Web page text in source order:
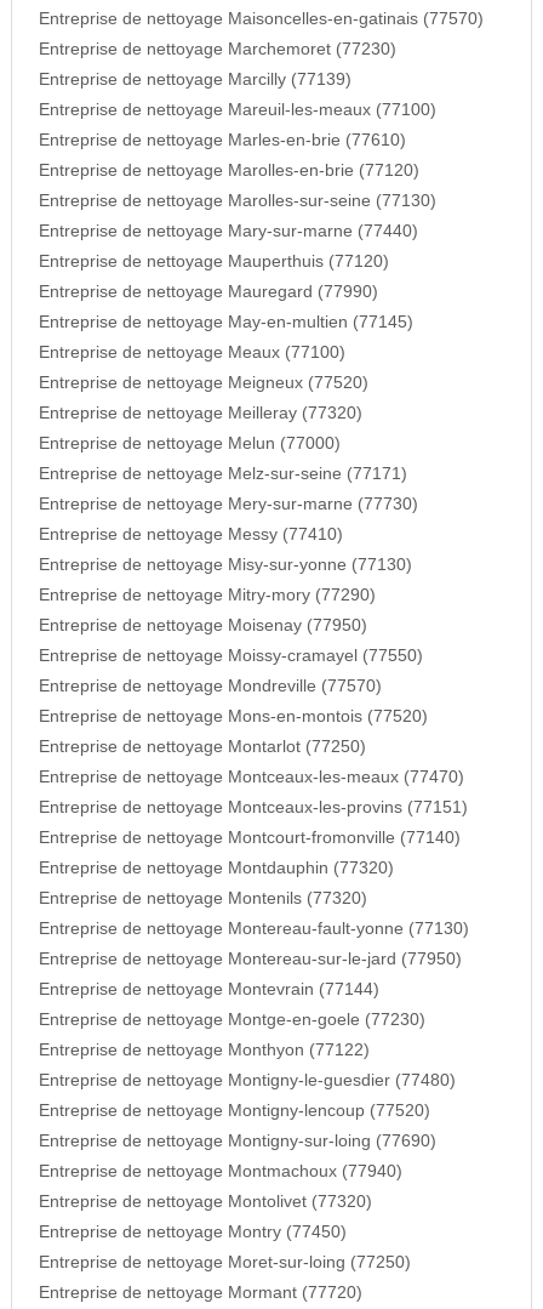
Entreprise de nettoyage Maisoncelles-en-gatinais (77570)
Entreprise de nettoyage Marchemoret (77230)
Entreprise de nettoyage Marcilly (77139)
Entreprise de nettoyage Mareuil-les-meaux (77100)
Entreprise de nettoyage Marles-en-brie (77610)
Entreprise de nettoyage Marolles-en-brie (77120)
Entreprise de nettoyage Marolles-sur-seine (77130)
Entreprise de nettoyage Mary-sur-marne (77440)
Entreprise de nettoyage Mauperthuis (77120)
Entreprise de nettoyage Mauregard (77990)
Entreprise de nettoyage May-en-multien (77145)
Entreprise de nettoyage Meaux (77100)
Entreprise de nettoyage Meigneux (77520)
Entreprise de nettoyage Meilleray (77320)
Entreprise de nettoyage Melun (77000)
Entreprise de nettoyage Melz-sur-seine (77171)
Entreprise de nettoyage Mery-sur-marne (77730)
Entreprise de nettoyage Messy (77410)
Entreprise de nettoyage Misy-sur-yonne (77130)
Entreprise de nettoyage Mitry-mory (77290)
Entreprise de nettoyage Moisenay (77950)
Entreprise de nettoyage Moissy-cramayel (77550)
Entreprise de nettoyage Mondreville (77570)
Entreprise de nettoyage Mons-en-montois (77520)
Entreprise de nettoyage Montarlot (77250)
Entreprise de nettoyage Montceaux-les-meaux (77470)
Entreprise de nettoyage Montceaux-les-provins (77151)
Entreprise de nettoyage Montcourt-fromonville (77140)
Entreprise de nettoyage Montdauphin (77320)
Entreprise de nettoyage Montenils (77320)
Entreprise de nettoyage Montereau-fault-yonne (77130)
Entreprise de nettoyage Montereau-sur-le-jard (77950)
Entreprise de nettoyage Montevrain (77144)
Entreprise de nettoyage Montge-en-goele (77230)
Entreprise de nettoyage Monthyon (77122)
Entreprise de nettoyage Montigny-le-guesdier (77480)
Entreprise de nettoyage Montigny-lencoup (77520)
Entreprise de nettoyage Montigny-sur-loing (77690)
Entreprise de nettoyage Montmachoux (77940)
Entreprise de nettoyage Montolivet (77320)
Entreprise de nettoyage Montry (77450)
Entreprise de nettoyage Moret-sur-loing (77250)
Entreprise de nettoyage Mormant (77720)